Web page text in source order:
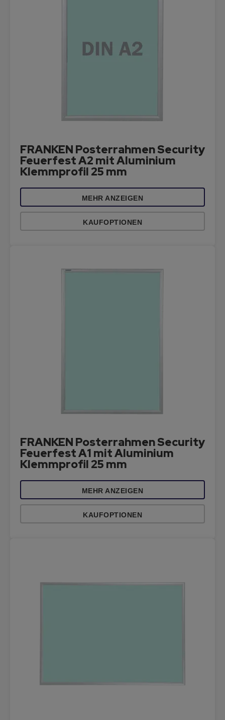
FRANKEN Posterrahmen Security
Feuerfest A2 mit Aluminium
Klemmprofil 25 mm
MEHR ANZEIGEN
KAUFOPTIONEN
FRANKEN Posterrahmen Security
Feuerfest A1 mit Aluminium
Klemmprofil 25 mm
MEHR ANZEIGEN
KAUFOPTIONEN